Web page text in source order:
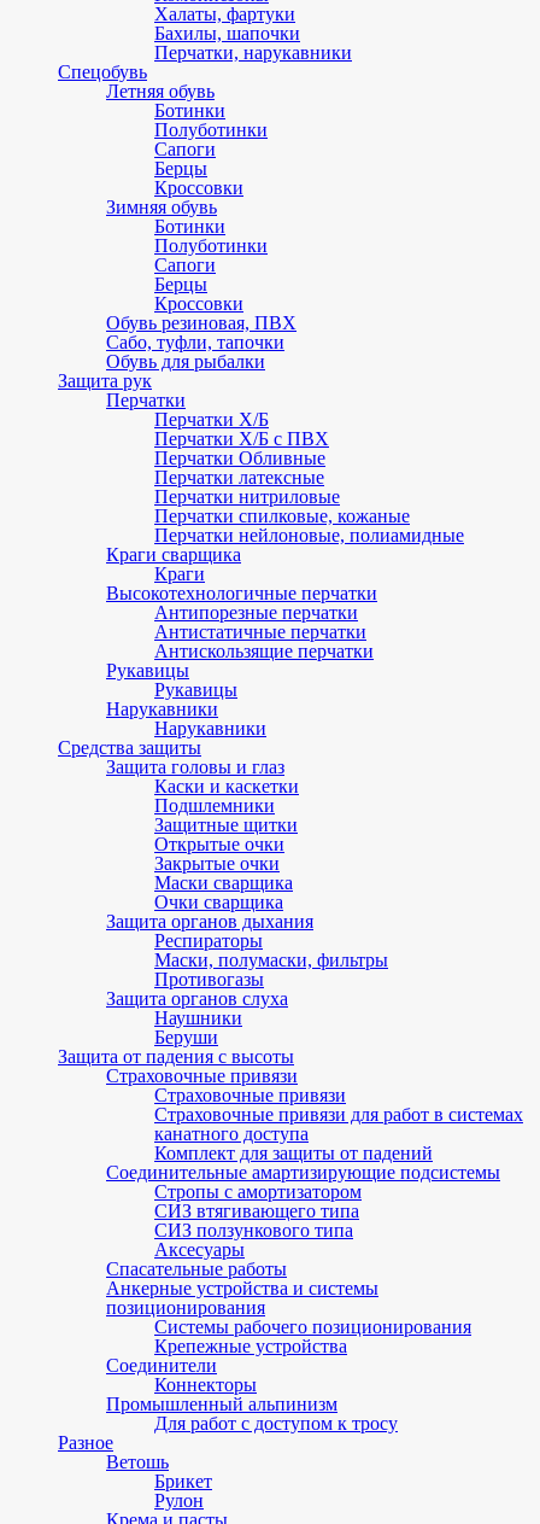
Халаты, фартуки
Бахилы, шапочки
Перчатки, нарукавники
Спецобувь
Летняя обувь
Ботинки
Полуботинки
Сапоги
Берцы
Кроссовки
Зимняя обувь
Ботинки
Полуботинки
Сапоги
Берцы
Кроссовки
Обувь резиновая, ПВХ
Сабо, туфли, тапочки
Обувь для рыбалки
Защита рук
Перчатки
Перчатки Х/Б
Перчатки Х/Б с ПВХ
Перчатки Обливные
Перчатки латексные
Перчатки нитриловые
Перчатки спилковые, кожаные
Перчатки нейлоновые, полиамидные
Краги сварщика
Краги
Высокотехнологичные перчатки
Антипорезные перчатки
Антистатичные перчатки
Антискользящие перчатки
Рукавицы
Рукавицы
Нарукавники
Нарукавники
Средства защиты
Защита головы и глаз
Каски и каскетки
Подшлемники
Защитные щитки
Открытые очки
Закрытые очки
Маски сварщика
Очки сварщика
Защита органов дыхания
Респираторы
Маски, полумаски, фильтры
Противогазы
Защита органов слуха
Наушники
Беруши
Защита от падения с высоты
Страховочные привязи
Страховочные привязи
Страховочные привязи для работ в системах
канатного доступа
Комплект для защиты от падений
Соединительные амартизирующие подсистемы
Стропы с амортизатором
СИЗ втягивающего типа
СИЗ ползункового типа
Аксесуары
Спасательные работы
Анкерные устройства и системы
позиционирования
Системы рабочего позиционирования
Крепежные устройства
Соединители
Коннекторы
Промышленный альпинизм
Для работ с доступом к тросу
Разное
Ветошь
Брикет
Рулон